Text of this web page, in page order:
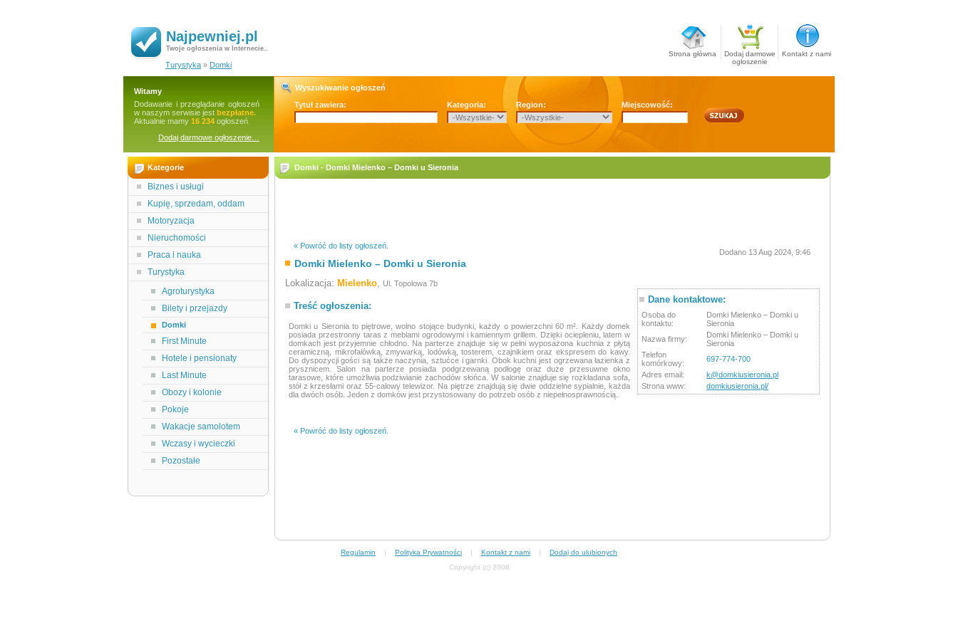
Najpewniej.pl
Twoje ogłoszenia w Internecie..
Strona główna
Dodaj darmowe
ogłoszenie
Kontakt z nami
Turystyka » Domki
Witamy
Dodawanie i przeglądanie ogłoszeń
w naszym serwisie jest bezpłatne.
Aktualnie mamy 16 234 ogłoszeń.
Dodaj darmowe ogłoszenie…
Wyszukiwanie ogłoszeń
Tytuł zawiera:
Kategoria: Region: Miejscowość:
Kategorie
Biznes i usługi
Kupię, sprzedam, oddam
Motoryzacja
Nieruchomości
Praca i nauka
Turystyka
Agroturystyka
Bilety i przejazdy
Domki
First Minute
Hotele i pensionaty
Last Minute
Obozy i kolonie
Pokoje
Wakacje samolotem
Wczasy i wycieczki
Pozostałe
Domki - Domki Mielenko – Domki u Sieronia
« Powróć do listy ogłoszeń.
Domki Mielenko – Domki u Sieronia
Dodano 13 Aug 2024, 9:46
Lokalizacja: Mielenko, Ul. Topolowa 7b
Dane kontaktowe:
Osoba do
kontaktu:
Domki Mielenko – Domki u
Sieronia
Nazwa firmy:
Domki Mielenko – Domki u
Sieronia
Telefon
komórkowy:
697-774-700
Adres email:
k@domkiusieronia.pl
Strona www:
domkiusieronia.pl/
Treść ogłoszenia:
Domki u Sieronia to piętrowe, wolno stojące budynki, każdy o powierzchni 60 m². Każdy domek
posiada przestronny taras z meblami ogrodowymi i kamiennym grillem. Dzięki ociepleniu, latem w
domkach jest przyjemnie chłodno. Na parterze znajduje się w pełni wyposażona kuchnia z płytą
ceramiczną, mikrofalówką, zmywarką, lodówką, tosterem, czajnikiem oraz ekspresem do kawy.
Do dyspozycji gości są także naczynia, sztućce i garnki. Obok kuchni jest ogrzewana łazienka z
prysznicem. Salon na parterze posiada podgrzewaną podłogę oraz duże przesuwne okno
tarasowe, które umożliwia podziwianie zachodów słońca. W salonie znajduje się rozkładana sofa,
stół z krzesłami oraz 55-calowy telewizor. Na piętrze znajdują się dwie oddzielne sypialnie, każda
dla dwóch osób. Jeden z domków jest przystosowany do potrzeb osób z niepełnosprawnością.
« Powróć do listy ogłoszeń.
Regulamin | Polityka Prywatności | Kontakt z nami | Dodaj do ulubionych
Copyright (c) 2008